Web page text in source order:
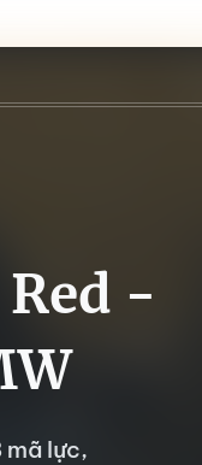
-
mã lực,